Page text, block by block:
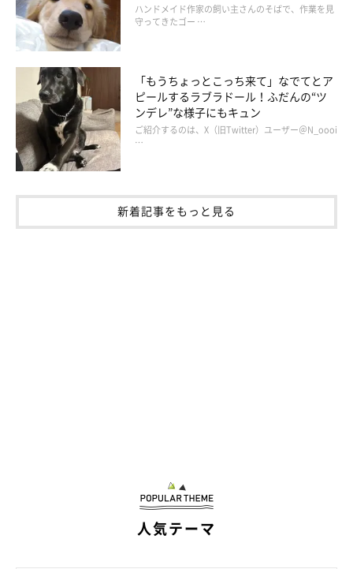
ハンドメイド作家の飼い主さんのそばで、作業を見
守ってきたゴー …
「もうちょっとこっち来て」なでてとア
ピールするラブラドール！ふだんの“ツ
ンデレ”な様子にもキュン
ご紹介するのは、X（旧Twitter）ユーザー＠N_oooi
…
新着記事をもっと見る
人気テーマ